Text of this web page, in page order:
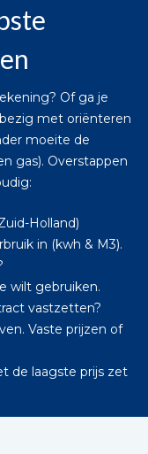
Of ga je
met oriënteren
moeite de
gas). Overstappen
Holland)
in (kwh & M3).
wilt gebruiken.
vastzetten?
Vaste prijzen of
de laagste prijs zet